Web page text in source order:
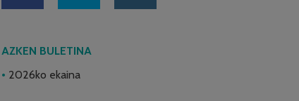
AZKEN BULETINA
2026ko ekaina